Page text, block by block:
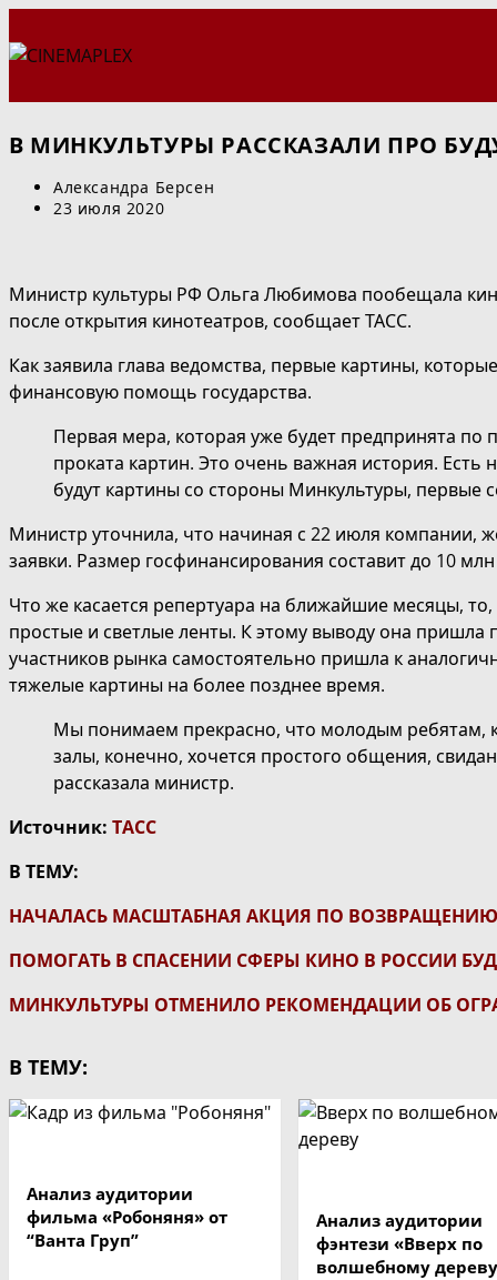
к
В МИНКУЛЬТУРЫ РАССКАЗАЛИ ПРО
Автор
записи:
Александра Берсен
Запись
23 июля 2020
Министр культуры РФ Ольга Любимова пообещала
после открытия кинотеатров, сообщает ТАСС.
Как заявила глава ведомства, первые картины,
финансовую помощь государства.
Первая мера, которая уже будет предпринята
проката картин. Это очень важная история.
будут картины со стороны Минкультуры,
Министр уточнила, что начиная с 22 июля компании,
заявки. Размер госфинансирования составит до 10
Что же касается репертуара на ближайшие месяцы,
простые и светлые ленты. К этому выводу она пришла
участников рынка самостоятельно пришла к
тяжелые картины на более позднее время.
Мы понимаем прекрасно, что молодым ребятам,
залы, конечно, хочется простого общения,
рассказала министр.
Источник: ТАСС
В ТЕМУ:
НАЧАЛАСЬ МАСШТАБНАЯ АКЦИЯ ПО
ПОМОГАТЬ В СПАСЕНИИ СФЕРЫ КИНО В РОССИИ
МИНКУЛЬТУРЫ ОТМЕНИЛО РЕКОМЕНДАЦИИ ОБ
В ТЕМУ:
Анализ аудитории
фильма «Робоняня» от
“Ванта Груп”
Анализ аудитории
фэнтези «Вверх по
волшебному